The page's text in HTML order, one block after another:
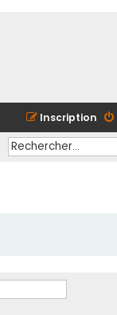
Inscription